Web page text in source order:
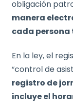
obligación
manera
cada
En la ley, el
“control de
registro de
incluye el